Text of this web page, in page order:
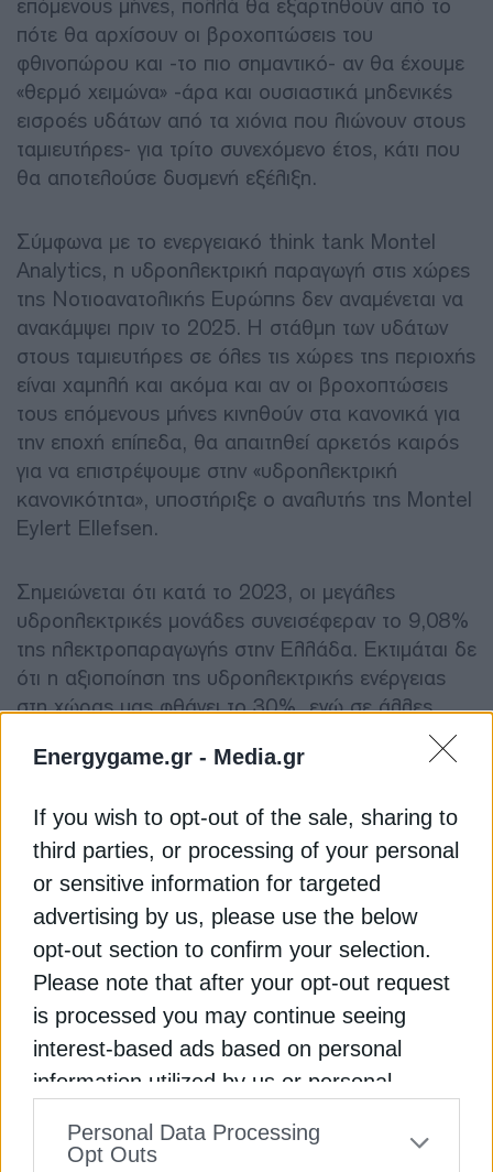
Energygame.gr - Media.gr
If you wish to opt-out of the sale, sharing to
third parties, or processing of your personal
or sensitive information for targeted
advertising by us, please use the below
opt-out section to confirm your selection.
Please note that after your opt-out request
is processed you may continue seeing
interest-based ads based on personal
information utilized by us or personal
to your opt-out. You may separately opt-out
Personal Data Processing
Opt Outs
επόμενους μήνες, πολλά θα εξαρτηθούν από το
πότε θα αρχίσουν οι βροχοπτώσεις του
φθινοπώρου και -το πιο σημαντικό- αν θα έχουμε
«θερμό χειμώνα» -άρα και ουσιαστικά μηδενικές
εισροές υδάτων από τα χιόνια που λιώνουν στους
ταμιευτήρες- για τρίτο συνεχόμενο έτος, κάτι που
θα αποτελούσε δυσμενή εξέλιξη.
Σύμφωνα με το ενεργειακό think tank Montel
Analytics, η υδροηλεκτρική παραγωγή στις χώρες
της Νοτιοανατολικής Ευρώπης δεν αναμένεται να
ανακάμψει πριν το 2025. Η στάθμη των υδάτων
στους ταμιευτήρες σε όλες τις χώρες της περιοχής
είναι χαμηλή και ακόμα και αν οι βροχοπτώσεις
τους επόμενους μήνες κινηθούν στα κανονικά για
την εποχή επίπεδα, θα απαιτηθεί αρκετός καιρός
για να επιστρέψουμε στην «υδροηλεκτρική
κανονικότητα», υποστήριξε ο αναλυτής της Montel
Eylert Ellefsen.
Σημειώνεται ότι κατά το 2023, οι μεγάλες
υδροηλεκτρικές μονάδες συνεισέφεραν το 9,08%
της ηλεκτροπαραγωγής στην Ελλάδα. Εκτιμάται δε
ότι η αξιοποίηση της υδροηλεκτρικής ενέργειας
στη χώρας μας φθάνει το 30%, ενώ σε άλλες
φτάνει και το 80%.
Η υδροηλεκτρική παραγωγή αναλογεί στο ένα
τρίτο περίπου της συνολικής παραγωγής καθαρής
ενέργειας στην Ευρώπη και στο 17% της
συνολικής ηλεκτροπαραγωγής, σύμφωνα με
στοιχεία της Eurostat. Το 70% της
υδροηλεκτρικής παραγωγής της ΕΕ προέρχεται
από πέντε χώρες (Αυστρία, Γαλλία, Ιταλία, Ισπανία
και Σουηδία).
Διαβάστε ακόμη
Ρεύμα: Σήμα για συγκράτηση τιμών και τον